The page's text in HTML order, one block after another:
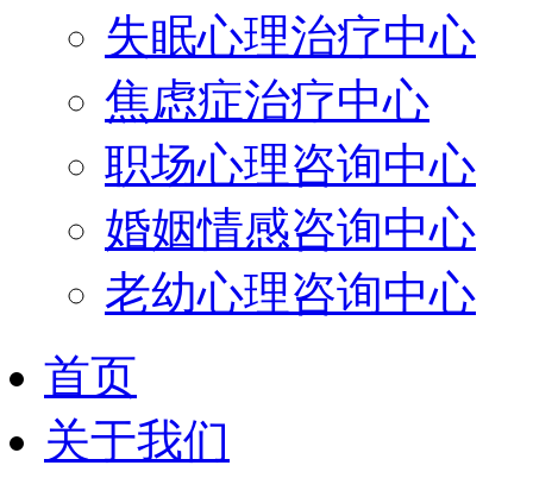
失眠心理治疗中心
焦虑症治疗中心
职场心理咨询中心
婚姻情感咨询中心
老幼心理咨询中心
首页
关于我们